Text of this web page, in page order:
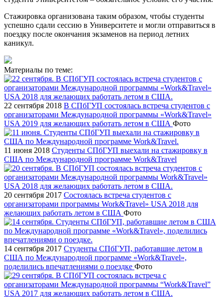
Стажировка организована таким образом, чтобы студенты
успешно сдали сессию в Университете и могли отправиться в
поездку после окончания экзаменов на период летних
каникул.
Материалы по теме:
22 сентября 2018 В СПбГУП состоялась встреча студентов с
организаторами Международной программы «Work&Travel»
USA 2019 для желающих работать летом в США Фото
11 июня 2018 Студенты СПбГУП выехали на стажировку в
США по Международной программе Work&Travel
20 сентября 2017 Состоялась встреча студентов с
организаторами программы Work&Travel» USA 2018 для
желающих работать летом в США Фото
14 сентября 2017 Студенты СПбГУП, работавшие летом в
США по Международной программе «Work&Travel»,
поделились впечатлениями о поездке Фото